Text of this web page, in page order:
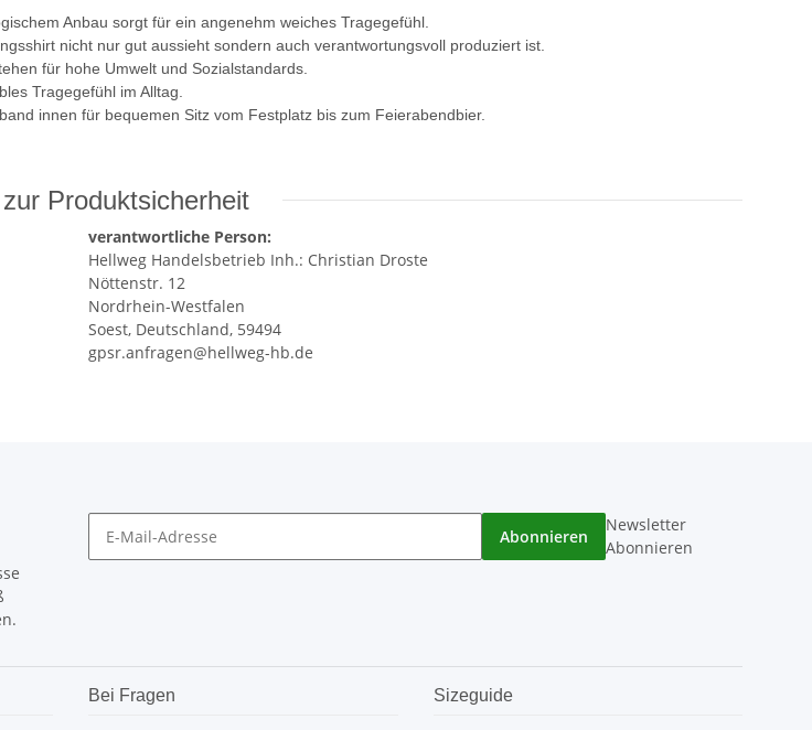
Anbau sorgt für ein angenehm weiches Tragegefühl.
nicht nur gut aussieht sondern auch verantwortungsvoll produziert ist.
für hohe Umwelt und Sozialstandards.
Tragegefühl im Alltag.
innen für bequemen Sitz vom Festplatz bis zum Feierabendbier.
Produktsicherheit
verantwortliche Person:
Hellweg Handelsbetrieb Inh.: Christian Droste
Nöttenstr. 12
Nordrhein-Westfalen
Soest, Deutschland, 59494
gpsr.anfragen@hellweg-hb.de
Abonnieren
Newsletter
Abonnieren
Bei Fragen Sizeguide